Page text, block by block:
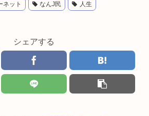
ネット なんJ民 人生
シェアする